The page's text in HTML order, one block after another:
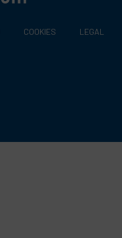
COOKIES LEGAL